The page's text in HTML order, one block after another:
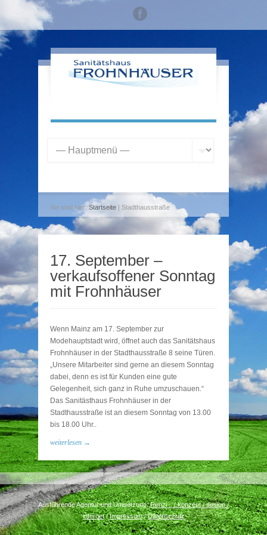
Sie sind hier: Startseite | Stadthausstraße
17. September –
verkaufsoffener Sonntag
mit Frohnhäuser
Wenn Mainz am 17. September zur
Modehauptstadt wird, öffnet auch das Sanitätshaus
Frohnhäuser in der Stadthausstraße 8 seine Türen.
„Unsere Mitarbeiter sind gerne an diesem Sonntag
dabei, denn es ist für Kunden eine gute
Gelegenheit, sich ganz in Ruhe umzuschauen.“
Das Sanitästhaus Frohnhäuser in der
Stadthausstraße ist an diesem Sonntag von 13.00
bis 18.00 Uhr..
weiterlesen →
Ausführende Agentur und Umsetzung:Renzi .. / konzept / design /
internet/Impressum/Datenschutz